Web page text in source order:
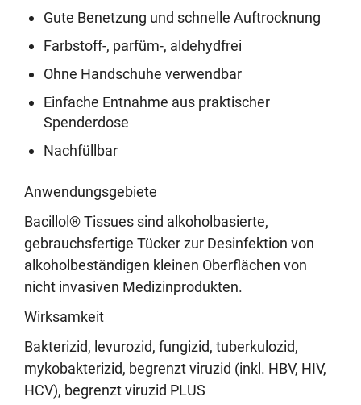
Gute Benetzung und schnelle Auftrocknung
Farbstoff-, parfüm-, aldehydfrei
Ohne Handschuhe verwendbar
Einfache Entnahme aus praktischer
Spenderdose
Nachfüllbar
Anwendungsgebiete
Bacillol® Tissues sind alkoholbasierte,
gebrauchsfertige Tücker zur Desinfektion von
alkoholbeständigen kleinen Oberflächen von
nicht invasiven Medizinprodukten.
Wirksamkeit
Bakterizid, levurozid, fungizid, tuberkulozid,
mykobakterizid, begrenzt viruzid (inkl. HBV, HIV,
HCV), begrenzt viruzid PLUS